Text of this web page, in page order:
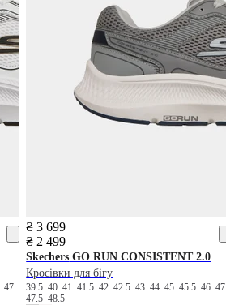
47
₴ 3 699
₴ 2 499
Skechers GO RUN CONSISTENT 2.0
Кросівки для бігу
39.5404141.54242.543444545.54647
47.548.5